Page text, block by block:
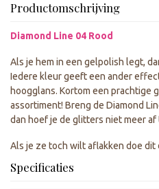
Productomschrijving
Diamond Line 04 Rood
Als je hem in een gelpolish legt,
Iedere kleur geeft een ander
hoogglans. Kortom een prachtige
assortiment! Breng de Diamond
dan hoef je de glitters niet meer
Als je ze toch wilt aflakken doe dit
Specificaties